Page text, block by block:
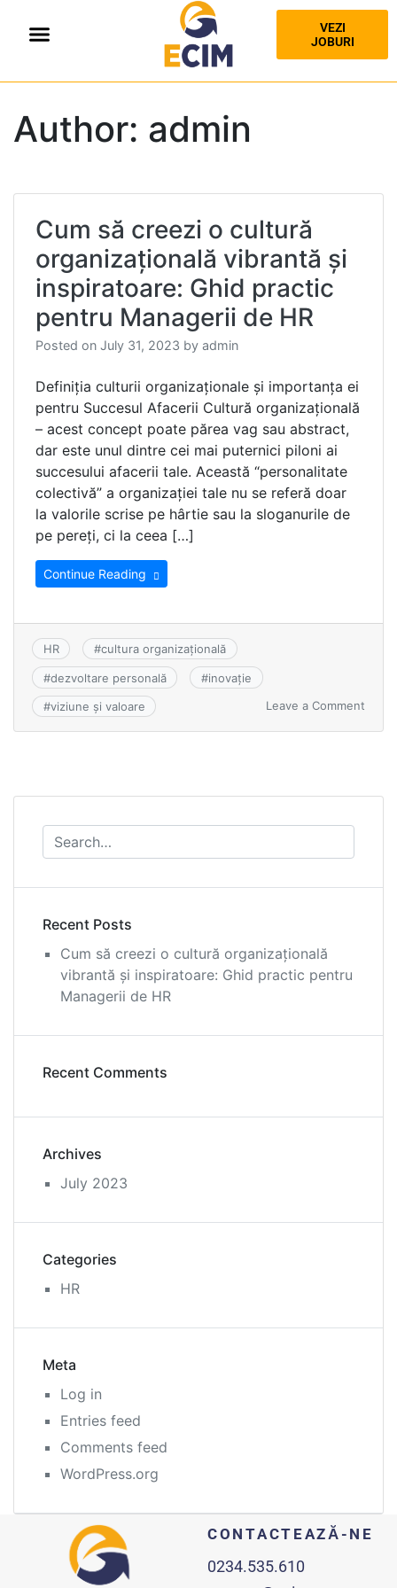
VEZI
JOBURI
Author: admin
Cum să creezi o cultură
organizațională vibrantă și
inspiratoare: Ghid practic
pentru Managerii de HR
Posted on July 31, 2023 by admin
Definiția culturii organizaționale și importanța ei
pentru Succesul Afacerii Cultură organizațională
– acest concept poate părea vag sau abstract,
dar este unul dintre cei mai puternici piloni ai
succesului afacerii tale. Această “personalitate
colectivă” a organizației tale nu se referă doar
la valorile scrise pe hârtie sau la sloganurile de
pe pereți, ci la ceea […]
Continue Reading
HR #cultura organizațională
#dezvoltare personală #inovație
#viziune și valoare Leave a Comment
Recent Posts
Cum să creezi o cultură organizațională
vibrantă și inspiratoare: Ghid practic pentru
Managerii de HR
Recent Comments
Archives
July 2023
Categories
HR
Meta
Log in
Entries feed
Comments feed
WordPress.org
CONTACTEAZĂ-NE
0234.535.610